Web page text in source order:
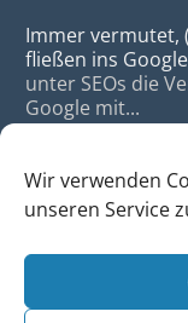
Wir verwenden
unseren Service
Immer vermutet,
fließen ins
unter SEOs die
Google mit...